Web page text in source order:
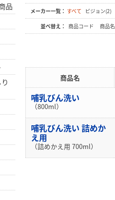
メーカー一覧： すべて
ピジョン(2)
並べ替え： 商品コード 商品名
商品名
哺乳びん洗い
（800ml）
哺乳びん洗い 詰めか
え用
（詰めかえ用 700ml）
品